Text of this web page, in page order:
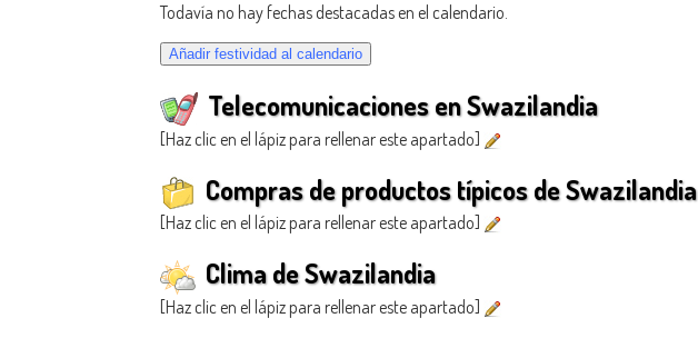
Todavía no hay fechas destacadas en el calendario.
Telecomunicaciones en Swazilandia
[Haz clic en el lápiz para rellenar este apartado]
Compras de productos típicos de Swazilandia
[Haz clic en el lápiz para rellenar este apartado]
Clima de Swazilandia
[Haz clic en el lápiz para rellenar este apartado]